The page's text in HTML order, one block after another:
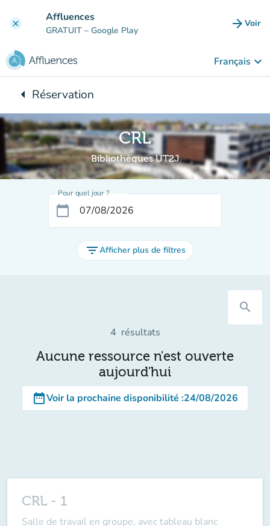
clear Affluences
GRATUIT – Google Play arrow_forward Voir
Français keyboard_arrow_down
arrow_leftRetour à :
Réservation
CRL
Bibliothèques UT2J
Pour quel jour ?
calendar_today
filter_listAfficher plus de filtres
search
4 résultats
Aucune ressource n'est ouverte
aujourd'hui
date_rangeVoir la prochaine disponibilité :24/08/2026
CRL - 1
Salle de travail en groupe, avec tableau blanc